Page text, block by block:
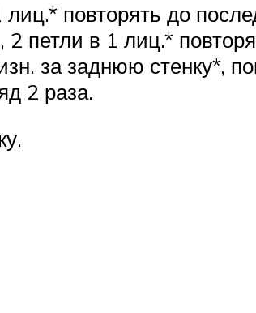
повторять до
в 1 лиц.*
за заднюю стенку*,
2 раза.